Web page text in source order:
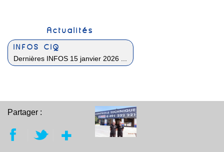
Actualités
INFOS CIQ
Dernières INFOS 15 janvier 2026 ...
Partager :